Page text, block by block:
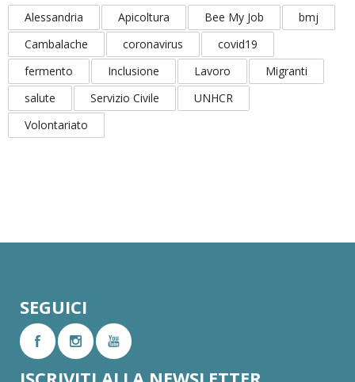
Alessandria Apicoltura Bee My Job
bmj
Cambalache
coronavirus
covid19
fermento
Inclusione Lavoro
Migranti
salute
Servizio Civile
UNHCR
Volontariato
SEGUICI